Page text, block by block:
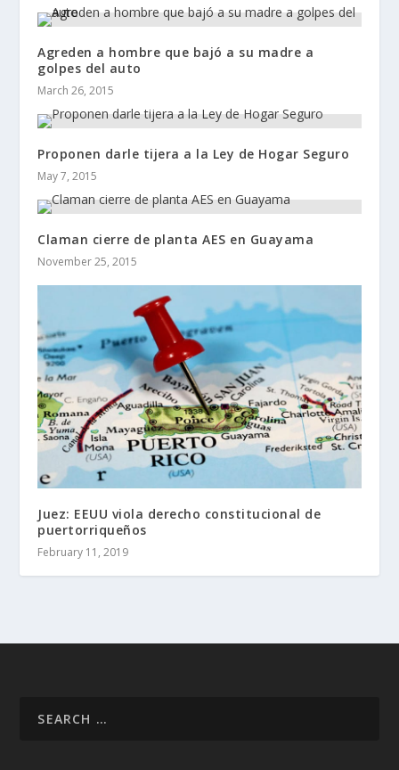
Agreden a hombre que bajó a su madre a
golpes del auto
March 26, 2015
Proponen darle tijera a la Ley de Hogar Seguro
May 7, 2015
Claman cierre de planta AES en Guayama
November 25, 2015
Juez: EEUU viola derecho constitucional de
puertorriqueños
February 11, 2019